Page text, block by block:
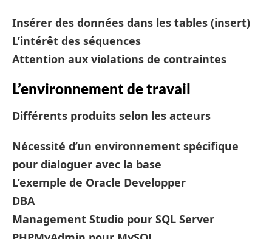
Insérer des données dans les tables (insert)
L’intérêt des séquences
Attention aux violations de contraintes
L’environnement de travail
Différents produits selon les acteurs
Nécessité d’un environnement spécifique
pour dialoguer avec la base
L’exemple de Oracle Developper
DBA
Management Studio pour SQL Server